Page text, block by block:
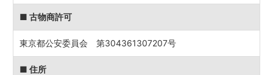
DL動画
■ 古物商許可
東京都公安委員会 第304361307207号
■ 住所